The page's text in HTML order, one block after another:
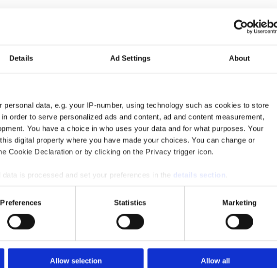
Details Ad Settings About
personal data, e.g. your IP-number, using technology such as cookies to store
order to serve personalized ads and content, ad and content measurement,
You have a choice in who uses your data and for what purposes. Your
digital property where you have made your choices. You can change or
Cookie Declaration or by clicking on the Privacy trigger icon.
is processed and set your preferences in the details section
ads, to provide social media features and to analyse our traffic. We also share
our social media, advertising and analytics partners who may combine it with
them or that they’ve collected from your use of their services.
Preferences Statistics Marketing
Allow selection Allow all
men en marginell ökning av byråintäkten under räkenskapsåret 2025.
passerade 700 miljoner kronor i omsättning.